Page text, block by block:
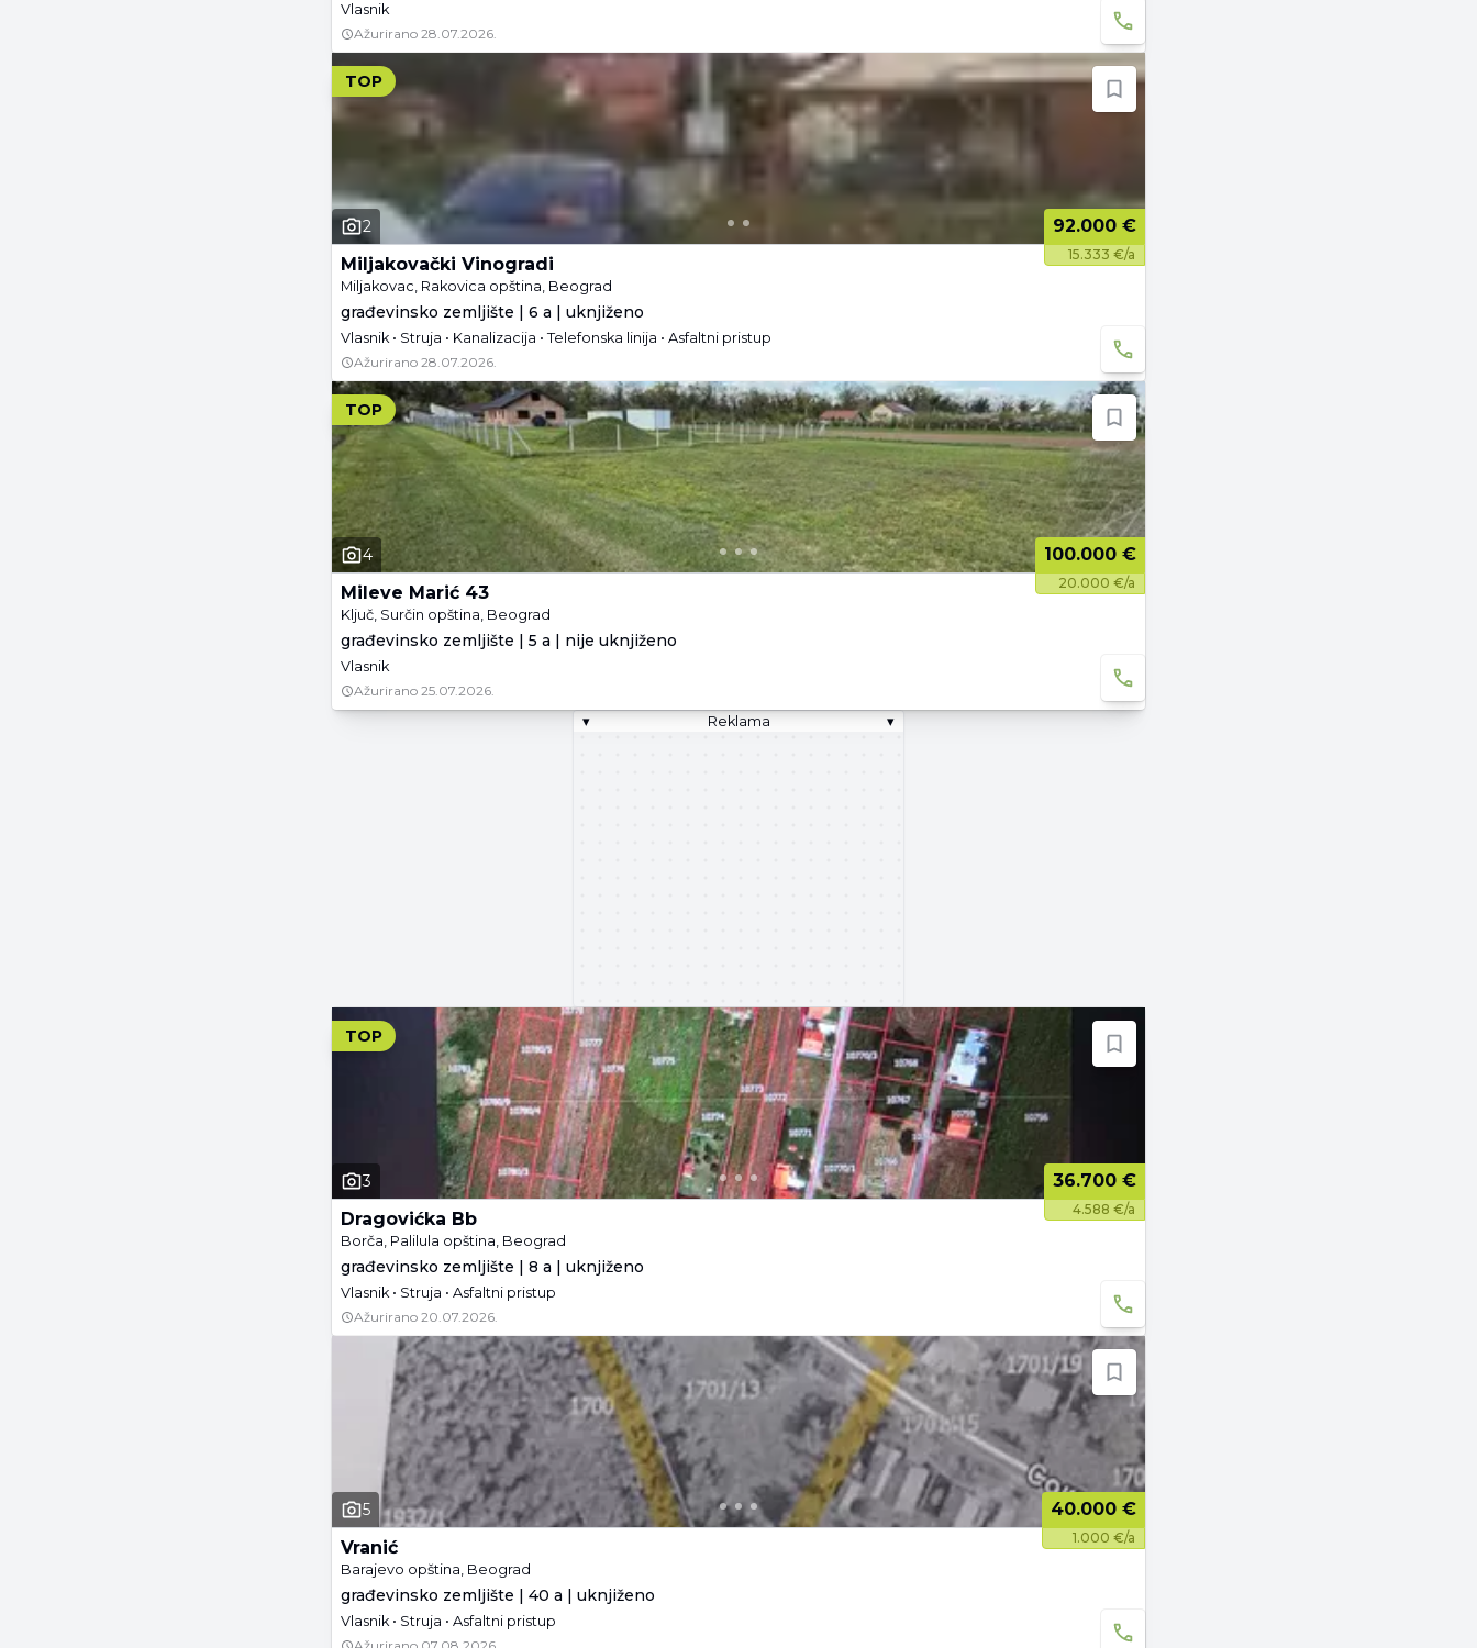
Vlasnik
Ažurirano 28.07.2026.
TOP
2 92.000 €
15.333 €/a
Miljakovački Vinogradi
Miljakovac, Rakovica opština, Beograd
građevinsko zemljište | 6 a | uknjiženo
Vlasnik • Struja • Kanalizacija • Telefonska linija • Asfaltni pristup
Ažurirano 28.07.2026.
TOP
4 100.000 €
20.000 €/a
Mileve Marić 43
Ključ, Surčin opština, Beograd
građevinsko zemljište | 5 a | nije uknjiženo
Vlasnik
Ažurirano 25.07.2026.
▾
Reklama ▾
TOP
3 36.700 €
4.588 €/a
Dragovićka Bb
Borča, Palilula opština, Beograd
građevinsko zemljište | 8 a | uknjiženo
Vlasnik • Struja • Asfaltni pristup
Ažurirano 20.07.2026.
5 40.000 €
1.000 €/a
Vranić
Barajevo opština, Beograd
građevinsko zemljište | 40 a | uknjiženo
Vlasnik • Struja • Asfaltni pristup